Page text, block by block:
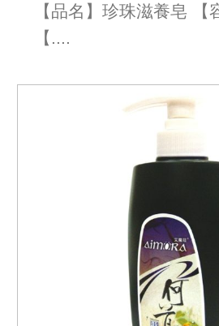
【品名】珍珠滋養皂 【
【....